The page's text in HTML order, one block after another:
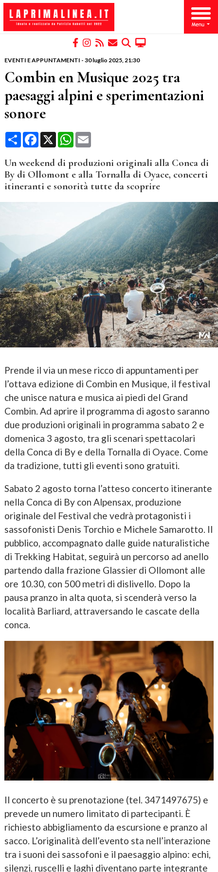
EVENTI E APPUNTAMENTI - 30 luglio 2025, 21:30
Combin en Musique 2025 tra
paesaggi alpini e sperimentazioni
sonore
CondividiFacebook
X WhatsApp
Email
Un weekend di produzioni originali alla Conca di
By di Ollomont e alla Tornalla di Oyace, concerti
itineranti e sonorità tutte da scoprire
Prende il via un mese ricco di appuntamenti per
l’ottava edizione di Combin en Musique, il festival
che unisce natura e musica ai piedi del Grand
Combin. Ad aprire il programma di agosto saranno
due produzioni originali in programma sabato 2 e
domenica 3 agosto, tra gli scenari spettacolari
della Conca di By e della Tornalla di Oyace. Come
da tradizione, tutti gli eventi sono gratuiti.
Sabato 2 agosto torna l’atteso concerto itinerante
nella Conca di By con Alpensax, produzione
originale del Festival che vedrà protagonisti i
sassofonisti Denis Torchio e Michele Samarotto. Il
pubblico, accompagnato dalle guide naturalistiche
di Trekking Habitat, seguirà un percorso ad anello
partendo dalla frazione Glassier di Ollomont alle
ore 10.30, con 500 metri di dislivello. Dopo la
pausa pranzo in alta quota, si scenderà verso la
località Barliard, attraversando le cascate della
conca.
Il concerto è su prenotazione (tel. 3471497675) e
prevede un numero limitato di partecipanti. È
richiesto abbigliamento da escursione e pranzo al
sacco. L’originalità dell’evento sta nell’interazione
tra i suoni dei sassofoni e il paesaggio alpino: echi,
silenzi, ruscelli e laghi diventano parte integrante